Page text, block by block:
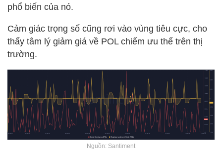
phổ biến của nó.
Cảm giác trọng số cũng rơi vào vùng tiêu cực, cho
thấy tâm lý giảm giá về POL chiếm ưu thế trên thị
trường.
Nguồn: Santiment